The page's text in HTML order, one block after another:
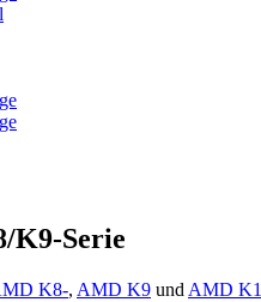
K9-Serie
K8-, AMD K9 und AMD